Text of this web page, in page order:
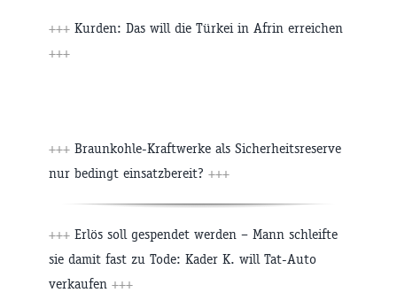
+++ Kurden: Das will die Türkei in Afrin erreichen
+++
+++ Braunkohle-Kraftwerke als Sicherheitsreserve
nur bedingt einsatzbereit? +++
+++ Erlös soll gespendet werden – Mann schleifte
sie damit fast zu Tode: Kader K. will Tat-Auto
verkaufen +++